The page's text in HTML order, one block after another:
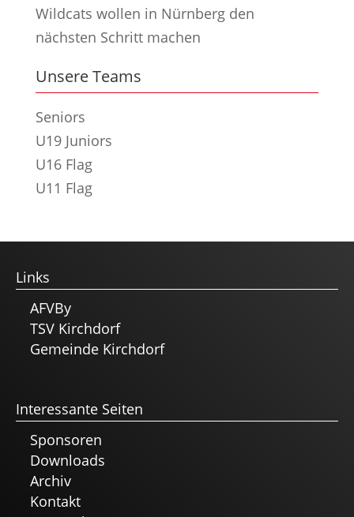
Wildcats wollen in Nürnberg den
nächsten Schritt machen
Unsere Teams
Seniors
U19 Juniors
U16 Flag
U11 Flag
Links
AFVBy
TSV Kirchdorf
Gemeinde Kirchdorf
Interessante Seiten
Sponsoren
Downloads
Archiv
Kontakt